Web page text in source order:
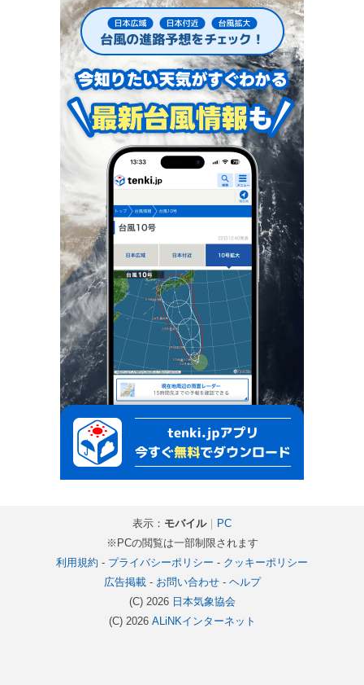
表示： モバイル｜
PC
※PCの閲覧は一部制限されます
利用規約 - プライバシーポリシー - クッキーポリシー
広告掲載- お問い合わせ- ヘルプ
(C) 2026 日本気象協会
(C) 2026 ALiNKインターネット